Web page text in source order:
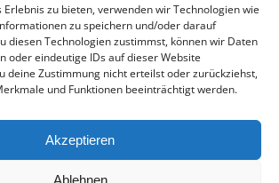
zu bieten, verwenden wir Technologien wie
zu speichern und/oder darauf
diesen Technologien zustimmst, können wir Daten
oder eindeutige IDs auf dieser Website
deine Zustimmung nicht erteilst oder zurückziehst,
und Funktionen beeinträchtigt werden.
Akzeptieren
Ablehnen